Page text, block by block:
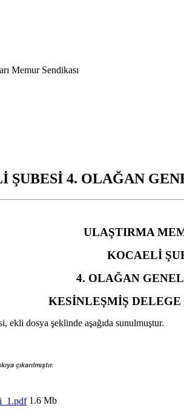
Memur Sendikası
ŞUBESİ 4. OLAĞAN
ULAŞTIRMA
KOCAELİ
4. OLAĞAN
KESİNLEŞMİŞ
ekli dosya şeklinde aşağıda sunulmuştur.
çıkarılmıştır.
1.6 Mb